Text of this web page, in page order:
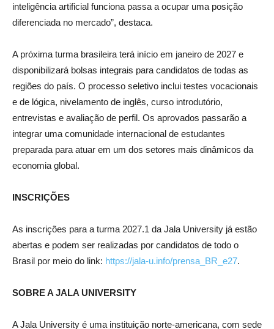
inteligência artificial funciona passa a ocupar uma posição
diferenciada no mercado”, destaca.
A próxima turma brasileira terá início em janeiro de 2027 e
disponibilizará bolsas integrais para candidatos de todas as
regiões do país. O processo seletivo inclui testes vocacionais
e de lógica, nivelamento de inglês, curso introdutório,
entrevistas e avaliação de perfil. Os aprovados passarão a
integrar uma comunidade internacional de estudantes
preparada para atuar em um dos setores mais dinâmicos da
economia global.
INSCRIÇÕES
As inscrições para a turma 2027.1 da Jala University já estão
abertas e podem ser realizadas por candidatos de todo o
Brasil por meio do link: https://jala-u.info/prensa_BR_e27.
SOBRE A JALA UNIVERSITY
A Jala University é uma instituição norte-americana, com sede